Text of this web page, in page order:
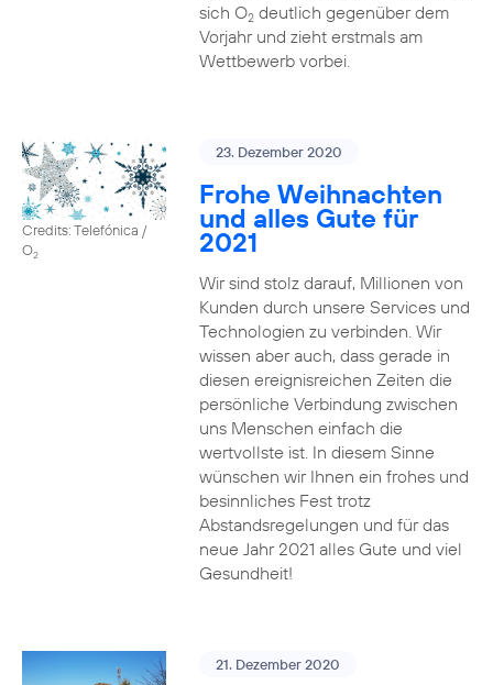
sich O2deutlich gegenüber dem
Vorjahr und zieht erstmals am
Wettbewerb vorbei.
Credits: Telefónica /
O2
23. Dezember 2020
Frohe Weihnachten
und alles Gute für
2021
Wir sind stolz darauf, Millionen von
Kunden durch unsere Services und
Technologien zu verbinden. Wir
wissen aber auch, dass gerade in
diesen ereignisreichen Zeiten die
persönliche Verbindung zwischen
uns Menschen einfach die
wertvollste ist. In diesem Sinne
wünschen wir Ihnen ein frohes und
besinnliches Fest trotz
Abstandsregelungen und für das
neue Jahr 2021 alles Gute und viel
Gesundheit!
21. Dezember 2020